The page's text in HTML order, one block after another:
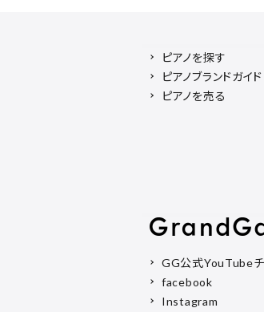
ピアノを探す
ピアノブランドガイド
ピアノを売る
GG公式YouTubeチ
facebook
Instagram